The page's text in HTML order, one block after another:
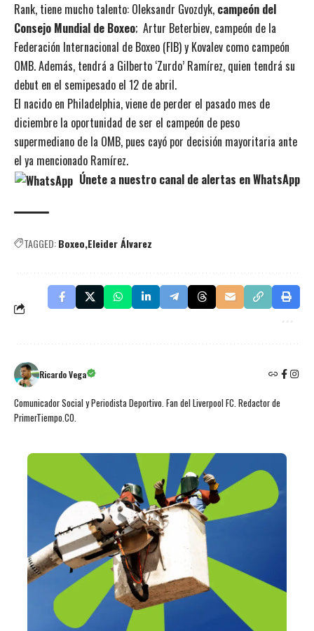
Rank, tiene mucho talento: Oleksandr Gvozdyk, campeón del
Consejo Mundial de Boxeo; Artur Beterbiev, campeón de la
Federación Internacional de Boxeo (FIB) y Kovalev como campeón
OMB. Además, tendrá a Gilberto ‘Zurdo’ Ramírez, quien tendrá su
debut en el semipesado el 12 de abril.
El nacido en Philadelphia, viene de perder el pasado mes de
diciembre la oportunidad de ser el campeón de peso
supermediano de la OMB, pues cayó por decisión mayoritaria ante
el ya mencionado Ramírez.
Únete a nuestro canal de alertas en WhatsApp
TAGGED:Boxeo Eleider Álvarez
Ricardo Vega
Comunicador Social y Periodista Deportivo. Fan del Liverpool FC. Redactor de
PrimerTiempo.CO.